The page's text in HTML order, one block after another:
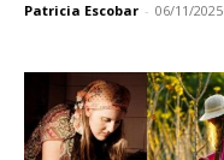
Patricia Escobar - 06/11/2025